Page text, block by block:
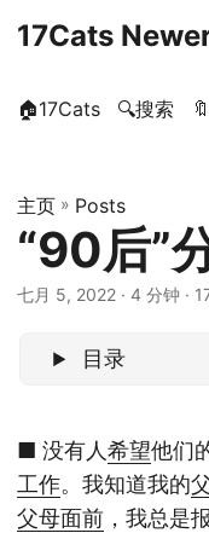
17Cats
🏠17Cats 🔍搜索
主页 » Posts
“90后”
七月 5, 2022 · 4 分钟 ·
目录
■ 没有人希望他们
工作。我知道我的
父母面前 ，我总是